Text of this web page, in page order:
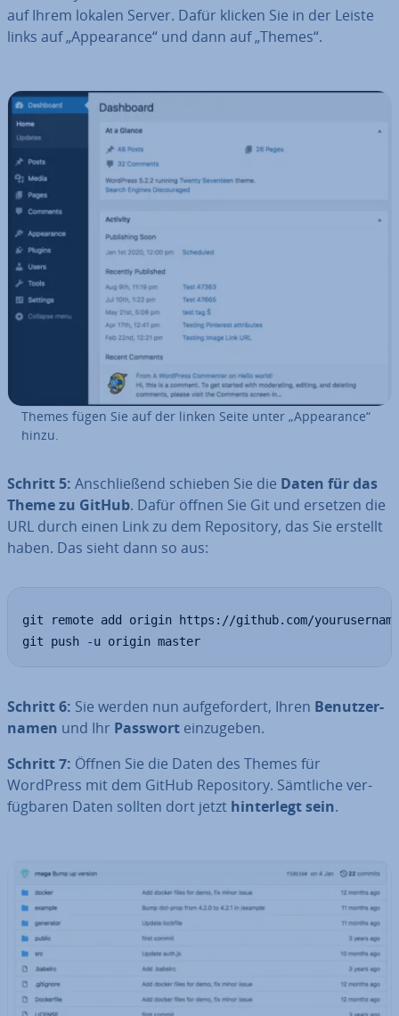
auf Ihrem lokalen Server. Dafür klicken Sie in der Leiste
links auf „Ap­pearance“ und dann auf „Themes“.
Themes fügen Sie auf der linken Seite unter „Ap­pearance“
hinzu.
Schritt 5: An­schlie­ßend schieben Sie die Daten für das
Theme zu GitHub. Dafür öffnen Sie Git und ersetzen die
URL durch einen Link zu dem Re­po­si­to­ry, das Sie erstellt
haben. Das sieht dann so aus:
git remote add origin https://github.com/
git push -u origin master
Schritt 6: Sie werden nun auf­ge­for­dert, Ihren Be­nut­zer­
na­men und Ihr Passwort ein­zu­ge­ben.
Schritt 7: Öffnen Sie die Daten des Themes für
WordPress mit dem GitHub Re­po­si­to­ry. Sämtliche ver­
füg­ba­ren Daten sollten dort jetzt hin­ter­legt sein.